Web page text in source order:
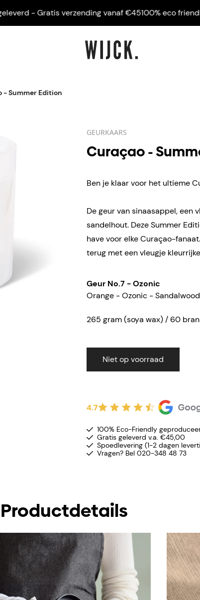
- Gratis verzending vanaf €45100% eco friendly -
- Summer Edition
GEURKAARS
Curaçao -
Ben je klaar voor het ultieme
De geur van sinaasappel, een
sandelhout. Deze Summer
have voor elke Curaçao-
terug met een vleugje
Geur No.7 - Ozonic
Orange - Ozonic - Sandalwood
265 gram (soya wax) / 60
Niet op voorraad
4.7
100% Eco-Friendly
Gratis geleverd v.a. €45,00
Spoedlevering (1-2 dagen
Vragen? Bel 020-348 48 73
Productdetails